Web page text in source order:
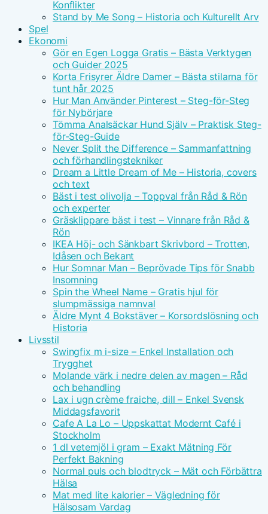
Konflikter
Stand by Me Song – Historia och Kulturellt Arv
Spel
Ekonomi
Gör en Egen Logga Gratis – Bästa Verktygen
och Guider 2025
Korta Frisyrer Äldre Damer – Bästa stilarna för
tunt hår 2025
Hur Man Använder Pinterest – Steg-för-Steg
för Nybörjare
Tömma Analsäckar Hund Själv – Praktisk Steg-
för-Steg-Guide
Never Split the Difference – Sammanfattning
och förhandlingstekniker
Dream a Little Dream of Me – Historia, covers
och text
Bäst i test olivolja – Toppval från Råd & Rön
och experter
Gräsklippare bäst i test – Vinnare från Råd &
Rön
IKEA Höj- och Sänkbart Skrivbord – Trotten,
Idåsen och Bekant
Hur Somnar Man – Beprövade Tips för Snabb
Insomning
Spin the Wheel Name – Gratis hjul för
slumpmässiga namnval
Äldre Mynt 4 Bokstäver – Korsordslösning och
Historia
Livsstil
Swingfix m i-size – Enkel Installation och
Trygghet
Molande värk i nedre delen av magen – Råd
och behandling
Lax i ugn crème fraiche, dill – Enkel Svensk
Middagsfavorit
Cafe A La Lo – Uppskattat Modernt Café i
Stockholm
1 dl vetemjöl i gram – Exakt Mätning För
Perfekt Bakning
Normal puls och blodtryck – Mät och Förbättra
Hälsa
Mat med lite kalorier – Vägledning för
Hälsosam Vardag